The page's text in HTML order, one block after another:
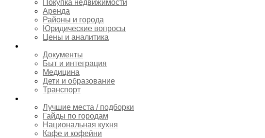
Покупка недвижимости
Аренда
Районы и города
Юридические вопросы
Цены и аналитика
Документы
Быт и интеграция
Медицина
Дети и образование
Транспорт
Лучшие места / подборки
Гайды по городам
Национальная кухня
Кафе и кофейни